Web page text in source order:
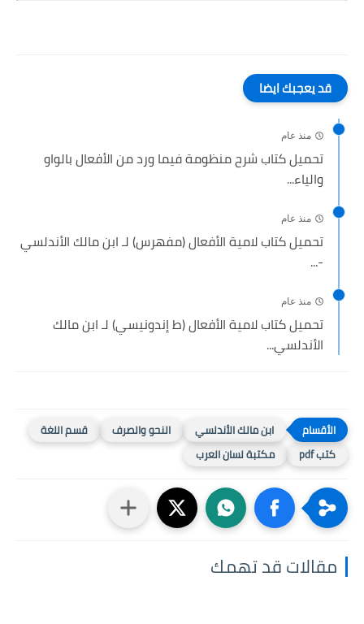
قد يعجبك ايضا
منذ عام
تحميل كتاب شرح منظومة فيما ورد من الأفعال بالواو
والياء...
منذ عام
تحميل كتاب لامية الأفعال (مفهرس) لـ ابن مالك الأندلسي
-...
منذ عام
تحميل كتاب لامية الأفعال (ط إندونيسي) لـ ابن مالك
الأندلسي...
ابن مالك الأندلسي النحو والصرف
قسم اللغة
كتب pdf
مكتبة لسان العرب
مقالات قد تهمك